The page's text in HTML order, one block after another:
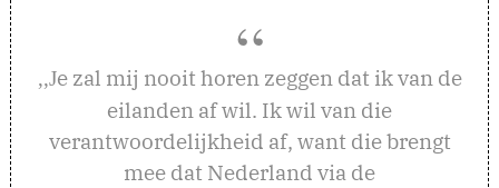
,,Je zal mij nooit horen zeggen dat ik van de
eilanden af wil. Ik wil van die
verantwoordelijkheid af, want die brengt
mee dat Nederland via de